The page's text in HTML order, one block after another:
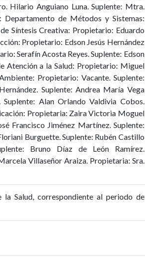
Hilario Anguiano Luna. Suplente: Mtra.
Departamento de Métodos y Sistemas:
Síntesis Creativa: Propietario: Eduardo
Propietario: Edson Jesús Hernández
Serafín Acosta Reyes. Suplente: Edson
Atención a la Salud: Propietario: Miguel
Propietario: Vacante. Suplente:
Suplente: Andrea María Vega
Alan Orlando Valdivia Cobos.
Propietaria: Zaira Victoria Moguel
Francisco Jiménez Martínez. Suplente:
Burguette. Suplente: Rubén Castillo
Bruno Díaz de León Ramírez.
Villaseñor Araiza. Propietaria: Sra.
Salud, correspondiente al periodo de